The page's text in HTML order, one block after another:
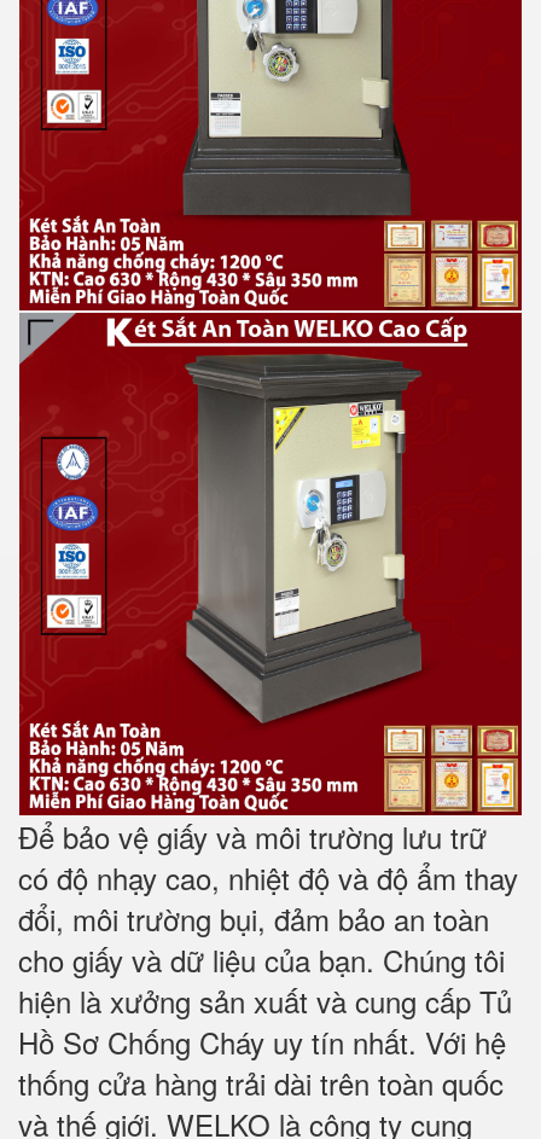
Để bảo vệ giấy và môi trường lưu trữ
có độ nhạy cao, nhiệt độ và độ ẩm thay
đổi, môi trường bụi, đảm bảo an toàn
cho giấy và dữ liệu của bạn. Chúng tôi
hiện là xưởng sản xuất và cung cấp Tủ
Hồ Sơ Chống Cháy uy tín nhất. Với hệ
thống cửa hàng trải dài trên toàn quốc
và thế giới. WELKO là công ty cung